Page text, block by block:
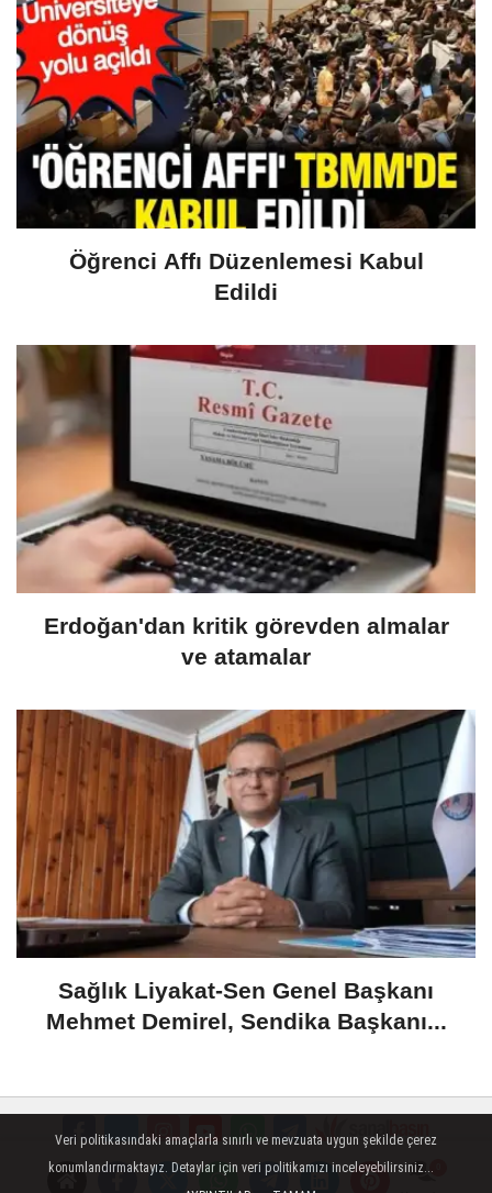
Öğrenci Affı Düzenlemesi Kabul
Edildi
Erdoğan'dan kritik görevden almalar
ve atamalar
​Sağlık Liyakat-Sen Genel Başkanı
Mehmet Demirel, Sendika Başkanı...
İletişim Çerez Politikası Gizlilik İlkeleri
Veri politikasındaki amaçlarla sınırlı ve mevzuata uygun şekilde çerez
konumlandırmaktayız. Detaylar için veri politikamızı inceleyebilirsiniz...